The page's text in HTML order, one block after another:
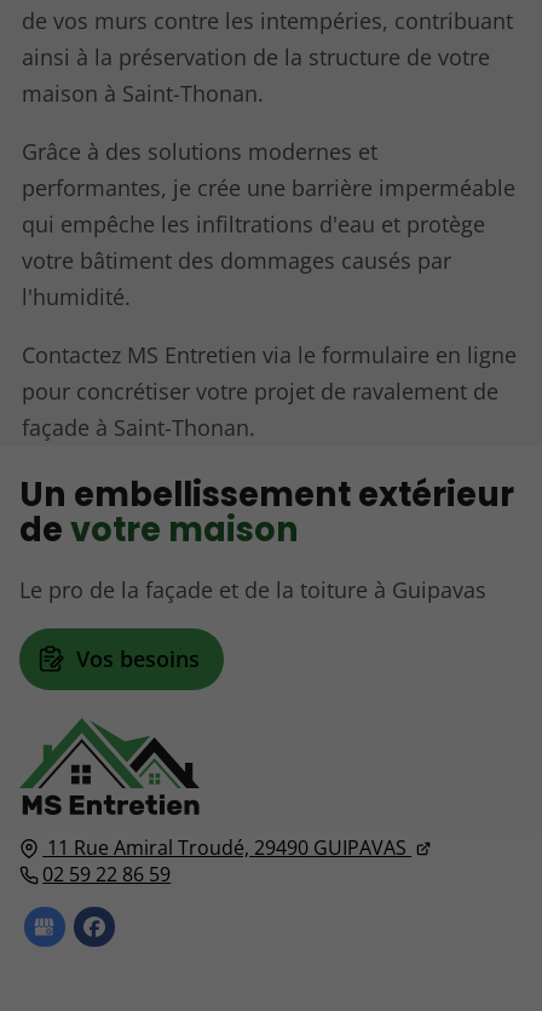
de vos murs contre les intempéries, contribuant
ainsi à la préservation de la structure de votre
maison à Saint-Thonan.
Grâce à des solutions modernes et
performantes, je crée une barrière imperméable
qui empêche les infiltrations d'eau et protège
votre bâtiment des dommages causés par
l'humidité.
Contactez MS Entretien via le formulaire en ligne
pour concrétiser votre projet de ravalement de
façade à Saint-Thonan.
11 Rue Amiral Troudé, 29490 GUIPAVAS
02 59 22 86 59
Un embellissement extérieur
devotre maison
Le pro de la façade et de la toiture à Guipavas
Vos besoins